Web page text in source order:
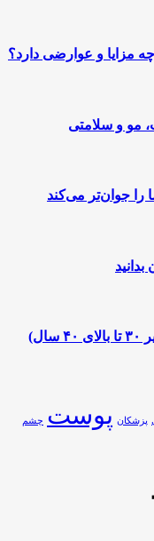
مزایا و عوارضی دارد؟
پزشکان پوست چشم